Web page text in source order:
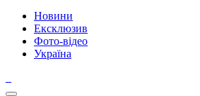
Новини
Ексклюзив
Фото-відео
Україна